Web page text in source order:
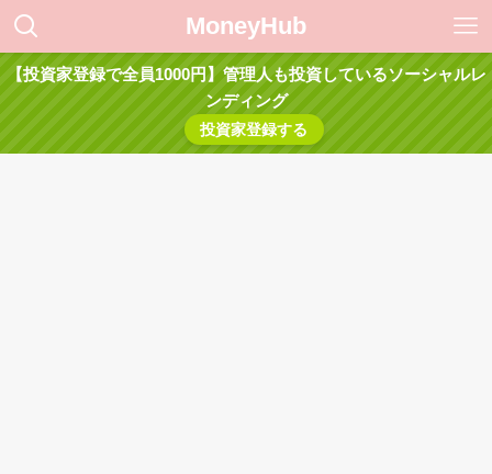
MoneyHub
【投資家登録で全員1000円】管理人も投資しているソーシャルレ
ンディング
投資家登録する